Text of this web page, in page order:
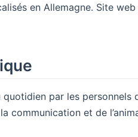
en Allemagne. Site web
par les personnels
communication et de